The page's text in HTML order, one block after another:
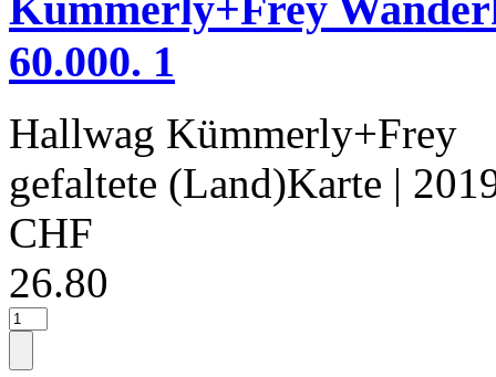
60.000. 1
Hallwag Kümmerly+Frey
gefaltete (Land)Karte |
CHF
26.80